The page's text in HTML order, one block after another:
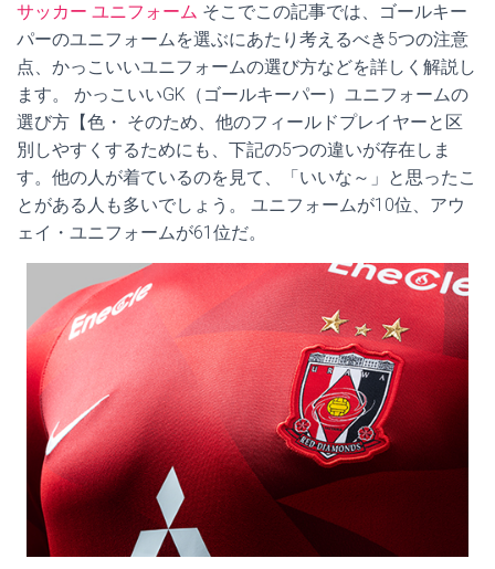
サッカー ユニフォーム そこでこの記事では、ゴールキー
パーのユニフォームを選ぶにあたり考えるべき5つの注意
点、かっこいいユニフォームの選び方などを詳しく解説し
ます。 かっこいいGK（ゴールキーパー）ユニフォームの
選び方【色・ そのため、他のフィールドプレイヤーと区
別しやすくするためにも、下記の5つの違いが存在しま
す。他の人が着ているのを見て、「いいな～」と思ったこ
とがある人も多いでしょう。 ユニフォームが10位、アウ
ェイ・ユニフォームが61位だ。